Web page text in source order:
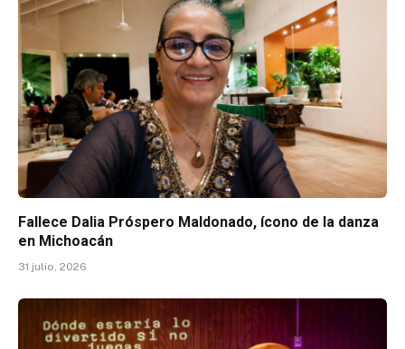
Fallece Dalia Próspero Maldonado, ícono de la danza
en Michoacán
31 julio, 2026